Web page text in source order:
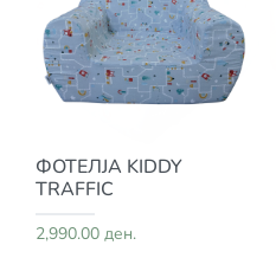
ФОТЕЛЈА KIDDY
TRAFFIC
2,990.00 ден.